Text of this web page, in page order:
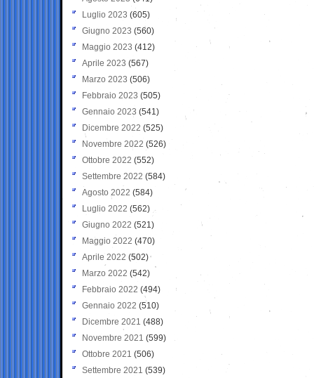
Luglio 2023 (605)
Giugno 2023 (560)
Maggio 2023 (412)
Aprile 2023 (567)
Marzo 2023 (506)
Febbraio 2023 (505)
Gennaio 2023 (541)
Dicembre 2022 (525)
Novembre 2022 (526)
Ottobre 2022 (552)
Settembre 2022 (584)
Agosto 2022 (584)
Luglio 2022 (562)
Giugno 2022 (521)
Maggio 2022 (470)
Aprile 2022 (502)
Marzo 2022 (542)
Febbraio 2022 (494)
Gennaio 2022 (510)
Dicembre 2021 (488)
Novembre 2021 (599)
Ottobre 2021 (506)
Settembre 2021 (539)